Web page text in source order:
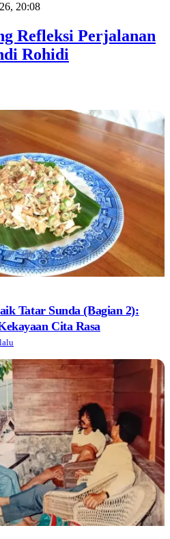
20:08
Refleksi Perjalanan
Rohidi
Tatar Sunda (Bagian 2):
Cita Rasa